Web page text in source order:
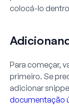
colocá-lo
Para começar,
primeiro. Se
adicionar
documentação